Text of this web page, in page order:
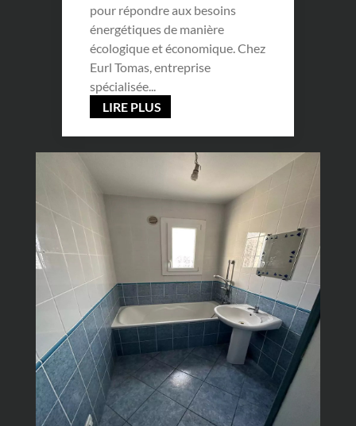
pour répondre aux besoins
énergétiques de manière
écologique et économique. Chez
Eurl Tomas, entreprise
spécialisée...
LIRE PLUS